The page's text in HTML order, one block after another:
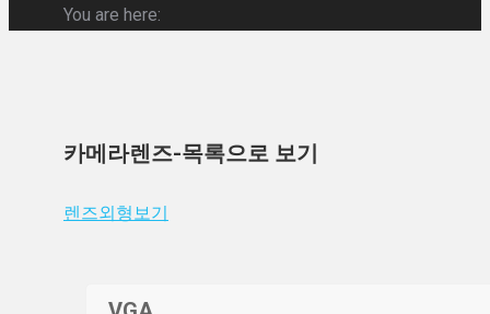
You are here:
카메라렌즈-목록으로 보기
렌즈외형보기